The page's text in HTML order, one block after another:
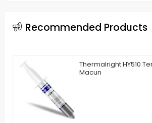
Recommended Products
Thermalright HY510
Macun